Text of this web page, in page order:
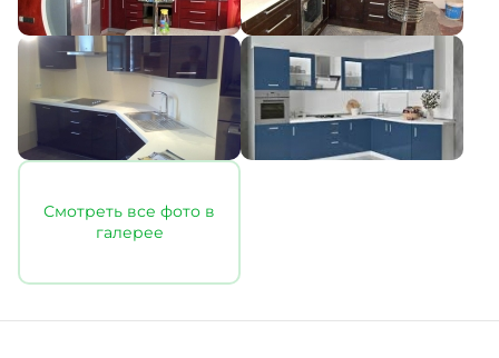
Смотреть все фото в
галерее